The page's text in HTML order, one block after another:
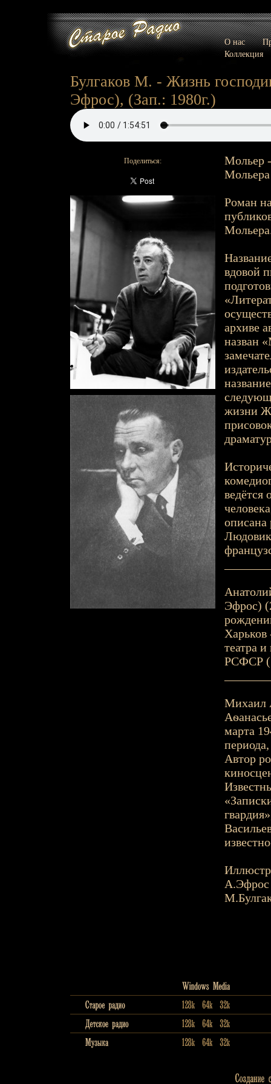
О нас
Коллекция
Булгаков М. - Жизнь
Эфрос), (Зап.: 1980г.)
Поделиться:
Мольер
Мольера
Роман
вдовой
архиве
назван
жизни
ведётся
описана
Эфрос)
Харьков
театра
РСФСР
Михаил
марта
Автор
А.Эфрос